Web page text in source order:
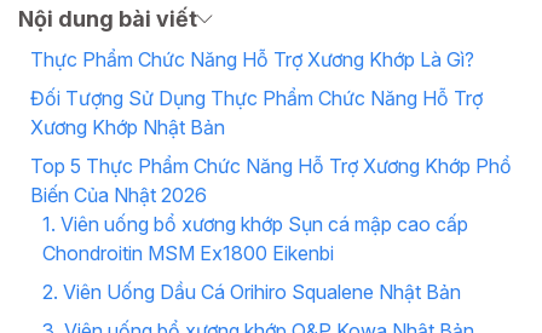
Nội dung bài viết
Thực Phẩm Chức Năng Hỗ Trợ Xương Khớp Là Gì?
Đối Tượng Sử Dụng Thực Phẩm Chức Năng Hỗ Trợ
Xương Khớp Nhật Bản
Top 5 Thực Phẩm Chức Năng Hỗ Trợ Xương Khớp Phổ
Biến Của Nhật 2026
1. Viên uống bổ xương khớp Sụn cá mập cao cấp
Chondroitin MSM Ex1800 Eikenbi
2. Viên Uống Dầu Cá Orihiro Squalene Nhật Bản